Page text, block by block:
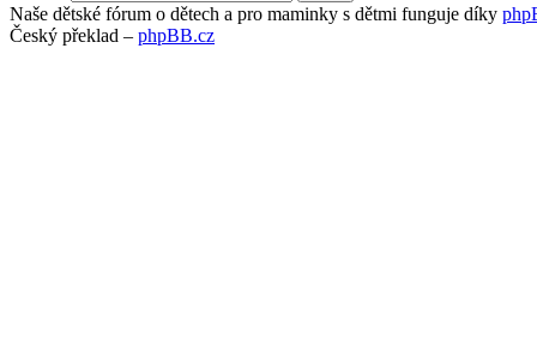
Naše dětské fórum o dětech a pro maminky s dětmi funguje díky
Český překlad – phpBB.cz